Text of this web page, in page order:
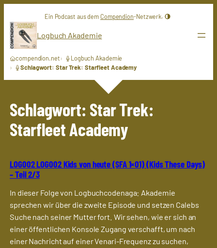
Inhalt
springen
Ein Podcast aus dem Compendion-Netzwerk.
Logbuch Akademie
compendion.net
Logbuch Akademie
Schlagwort: Star Trek: Starfleet Academy
Schlagwort: Star Trek:
Starfleet Academy
LOG002 LOG002 Kids von heute (SFA 1×01) (Kids These Days)
– Teil 2/3
In dieser Folge von Logbuchcodenaga: Akademie
sprechen wir über die zweite Episode und setzen Calebs
Suche nach seiner Mutter fort. Wir sehen, wie er sich an
einer öffentlichen Konsole Zugang verschafft, um nach
einer Nachricht auf einer Venari-Frequenz zu suchen,